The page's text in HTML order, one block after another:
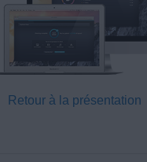
Retour à la présentation